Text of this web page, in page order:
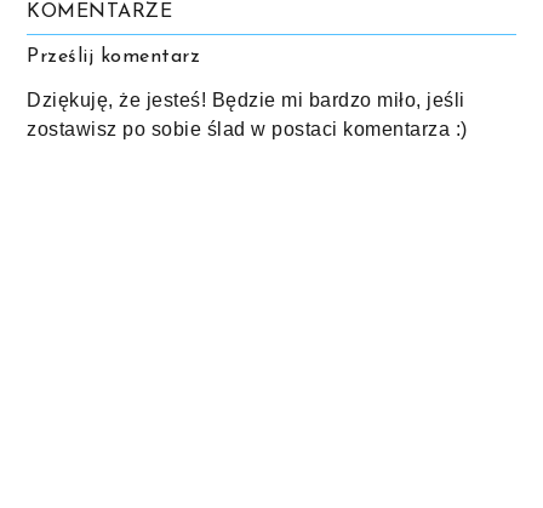
KOMENTARZE
Prześlij komentarz
Dziękuję, że jesteś! Będzie mi bardzo miło, jeśli
zostawisz po sobie ślad w postaci komentarza :)